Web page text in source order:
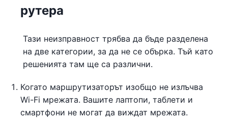
рутера
Тази неизправност трябва да бъде разделена
на две категории, за да не се обърка. Тъй като
решенията там ще са различни.
Когато маршрутизаторът изобщо не излъчва
Wi-Fi мрежата. Вашите лаптопи, таблети и
смартфони не могат да виждат мрежата.